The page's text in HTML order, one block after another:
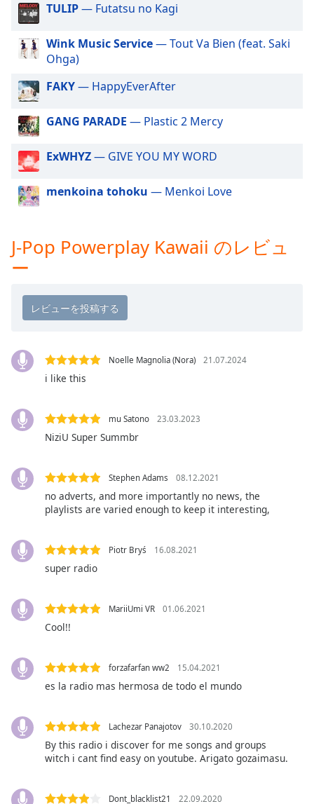
window.
Text
Opacity
Background
Caption
Area
Style
Close
Modal
Dialog
dialog
TULIP— Futatsu no Kagi
Wink Music Service— Tout Va Bien (feat. Saki
Ohga)
FAKY— HappyEverAfter
GANG PARADE — Plastic 2 Mercy
ExWHYZ— GIVE YOU MY WORD
menkoina tohoku — Menkoi Love
J-Pop Powerplay Kawaii のレビュ
ー
Noelle Magnolia (Nora) 21.07.2024
i like this
mu Satono 23.03.2023
NiziU Super Summbr
Stephen Adams 08.12.2021
no adverts, and more importantly no news, the
playlists are varied enough to keep it interesting,
Piotr Bryś 16.08.2021
super radio
MariiUmi VR 01.06.2021
Cool!!
forzafarfan ww2 15.04.2021
es la radio mas hermosa de todo el mundo
Lachezar Panajotov 30.10.2020
By this radio i discover for me songs and groups
witch i cant find easy on youtube. Arigato gozaimasu.
Dont_blacklist21 22.09.2020